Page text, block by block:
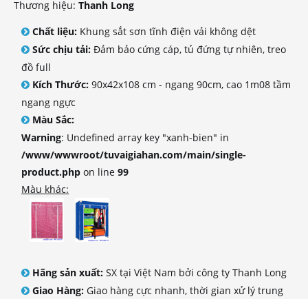
Thương hiệu: Thanh Long
Chất liệu: Khung sắt sơn tĩnh điện vải không dệt
Sức chịu tải: Đảm bảo cứng cáp, tủ đứng tự nhiên, treo
đồ full
Kích Thước: 90x42x108 cm - ngang 90cm, cao 1m08 tầm
ngang ngực
Màu Sắc:
Warning: Undefined array key "xanh-bien" in
/www/wwwroot/tuvaigiahan.com/main/single-
product.php on line99
Màu khác:
Hãng sản xuất: SX tại Việt Nam bởi công ty Thanh Long
Giao Hàng: Giao hàng cực nhanh, thời gian xử lý trung